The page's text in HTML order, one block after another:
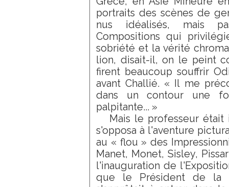
portraits des scènes de
nus idéalisés, mais
Compositions qui
sobriété et la vérité
lion, disait-il, on le peint
firent beaucoup souffrir
avant Challié. « Il me
dans un contour une
palpitante... »
Mais le professeur
s'opposa à l'aventure
au « flou » des
Manet, Monet, Sisley,
l'inauguration de
que le Président de la